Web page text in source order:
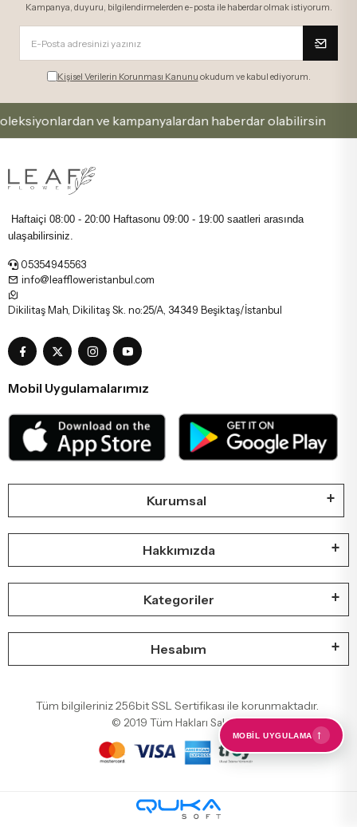
Kampanya, duyuru, bilgilendirmelerden e-posta ile haberdar olmak istiyorum.
Kişisel Verilerin Korunması Kanunu okudum ve kabul ediyorum.
ve kampanyalardan haberdar olabilirsin
Haftaiçi 08:00 - 20:00 Haftasonu 09:00 - 19:00 saatleri arasında
ulaşabilirsiniz.
05354945563
info@leaffloweristanbul.com
Dikilitaş Mah, Dikilitaş Sk. no:25/A, 34349 Beşiktaş/İstanbul
Mobil Uygulamalarımız
Kurumsal
Hakkımızda
Kategoriler
Hesabım
Tüm bilgileriniz 256bit SSL Sertifikası ile korunmaktadır.
© 2019 Tüm Hakları Saklıdır
MOBIL UYGULAMA ←